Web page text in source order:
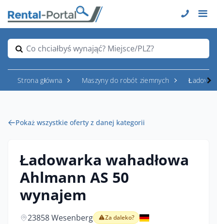
Co chciałbyś wynająć? Miejsce/PLZ?
Strona główna Maszyny do robót ziemnych
Pokaż wszystkie oferty z danej kategorii
Ładowarka wahadłowa
Ahlmann AS 50
wynajem
23858 Wesenberg Za daleko?